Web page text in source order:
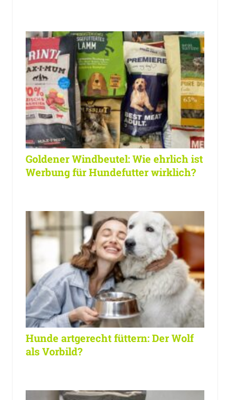
Goldener Windbeutel: Wie ehrlich ist
Werbung für Hundefutter wirklich?
Hunde artgerecht füttern: Der Wolf
als Vorbild?